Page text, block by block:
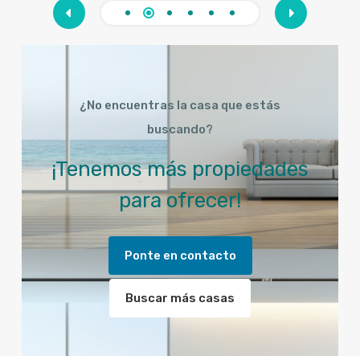
¿No encuentras la casa que estás
buscando?
¡Tenemos más propiedades
para ofrecer!
Ponte en contacto
Buscar más casas